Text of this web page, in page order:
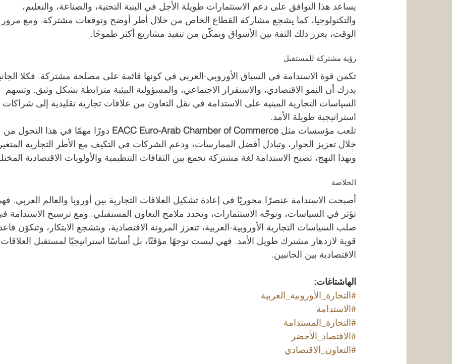
يساعد هذا التوافق على دعم الاستثمارات طويلة الأجل في البنية التحتية، والصناعة، والتعليم،
والتكنولوجيا، كما يشجع مشاركة القطاع الخاص من خلال أطر أوضح وتوقعات مشتركة. ومع مرور
الوقت، يعزز ذلك الثقة بين الأسواق ويمكّن من تنفيذ مشاريع أكثر طموحًا.
رؤية مشتركة للمستقبل
تكمن قوة الاستدامة في السياق الأوروبي-العربي في كونها قائمة على مصلحة مشتركة. فكلا
يدرك أن النمو الاقتصادي، والاستقرار الاجتماعي، والمسؤولية البيئية مترابطة بشكل وثيق. وتسهم
السياسات التجارية المبنية على الاستدامة في نقل التعاون من علاقات تجارية تقليدية إلى شراكات
استراتيجية طويلة الأمد.
تلعب مؤسسات مثل EACC Euro-Arab Chamber of Commerce دورًا مهمًا في هذا التحول من
خلال تعزيز الحوار، وتبادل أفضل الممارسات، ودعم الشركات في التكيف مع الأطر التجارية
وبهذا النهج، تصبح الاستدامة لغة مشتركة تجمع بين الثقافات التنظيمية والأولويات الاقتصادية
الخلاصة
أصبحت الاستدامة عنصرًا محوريًا في إعادة تشكيل العلاقات التجارية بين أوروبا والعالم العربي.
تؤثر في السياسات، وتوجّه الاستثمارات، وتحدد ملامح التعاون المستقبلي. ومع ترسيخ الاستدامة
صلب السياسات التجارية الأوروبية-العربية، تتعزز المرونة الاقتصادية، ويتشجع الابتكار، وتتكوّن
قوية لازدهار مشترك طويل الأمد. فهي ليست توجهًا مؤقتًا، بل أساسًا استراتيجيًا لمستقبل العلاقات
الاقتصادية بين الجانبين.
الهاشتاغات:
#التجارة_الأوروبية_العربية
#الاستدامة
#التجارة_المستدامة
#الاقتصاد_الأخضر
#التعاون_الاقتصادي